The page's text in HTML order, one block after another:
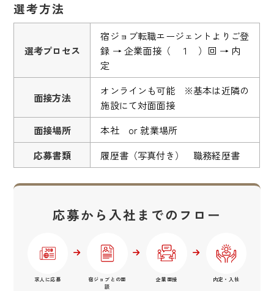
選考方法
選考プロセス
宿ジョブ転職エージェントよりご登
録 → 企業面接（ １ ）回 → 内
定
面接方法
オンラインも可能 ※基本は近隣の
施設にて対面面接
面接場所
本社 or 就業場所
応募書類
履歴書（写真付き） 職務経歴書
応募から入社までのフロー
求人に応募
宿ジョブとの面
談
企業面接 内定・入社